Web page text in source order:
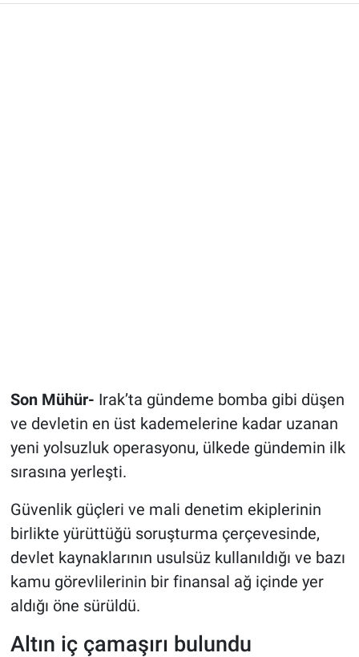
Son Mühür- Irak’ta gündeme bomba gibi düşen
ve devletin en üst kademelerine kadar uzanan
yeni yolsuzluk operasyonu, ülkede gündemin ilk
sırasına yerleşti.
Güvenlik güçleri ve mali denetim ekiplerinin
birlikte yürüttüğü soruşturma çerçevesinde,
devlet kaynaklarının usulsüz kullanıldığı ve bazı
kamu görevlilerinin bir finansal ağ içinde yer
aldığı öne sürüldü.
Altın iç çamaşırı bulundu